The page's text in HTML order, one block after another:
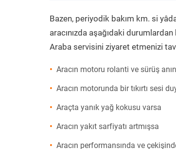
Bazen, periyodik bakım km. si
aracınızda aşağıdaki
Araba servisini ziyaret etmenizi
Aracın motoru rolanti ve sürüş
Aracın motorunda bir tıkırtı sesi
Araçta yanık yağ kokusu varsa
Aracın yakıt sarfiyatı artmışsa
Aracın performansında ve